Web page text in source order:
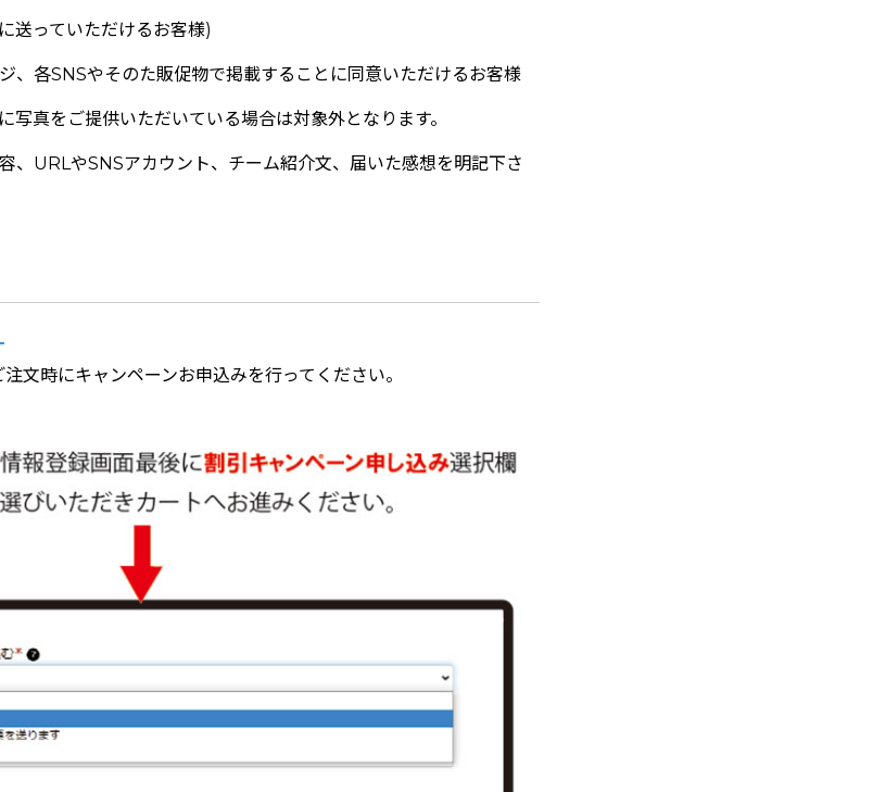
送っていただけるお客様)
、各SNSやそのた販促物で掲載することに同意いただけるお客様
真をご提供いただいている場合は対象外となります。
、URLやSNSアカウント、チーム紹介文、届いた感想を明記下さ
文時にキャンペーンお申込みを行ってください。